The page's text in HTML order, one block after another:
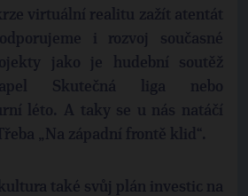
virtuální realitu zažít atentát
i rozvoj současné
jako je hudební soutěž
Skutečná liga nebo
léto. A taky se u nás natáčí
„Na západní frontě klid“.
také svůj plán investic na